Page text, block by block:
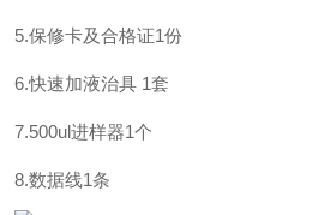
5.保修卡及合格证1份
6.快速加液治具 1套
7.500ul进样器1个
8.数据线1条